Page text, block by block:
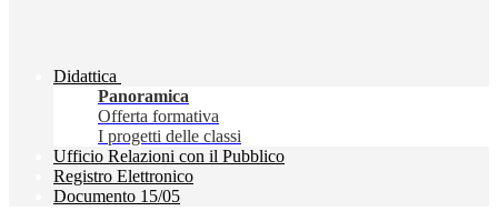
Didattica
Panoramica
Offerta formativa
I progetti delle classi
Ufficio Relazioni con il Pubblico
Registro Elettronico
Documento 15/05